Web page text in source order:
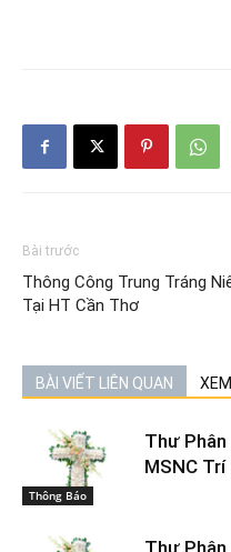
Bài trước
Thông Công Trung Tráng
Tại HT Cần Thơ
BÀI VIẾT LIÊN QUAN
Thông Báo
Thư Phân
MSNC Trí